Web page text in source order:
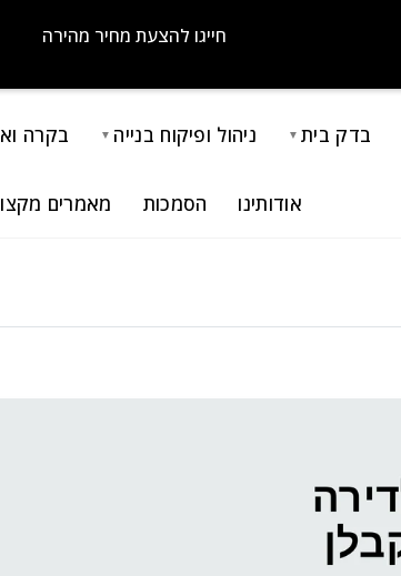
חייגו להצעת מחיר מהירה
בדק בית ▼ ניהול ופיקוח בנייה ▼ בקרה
אודותינו הסמכות מאמרים